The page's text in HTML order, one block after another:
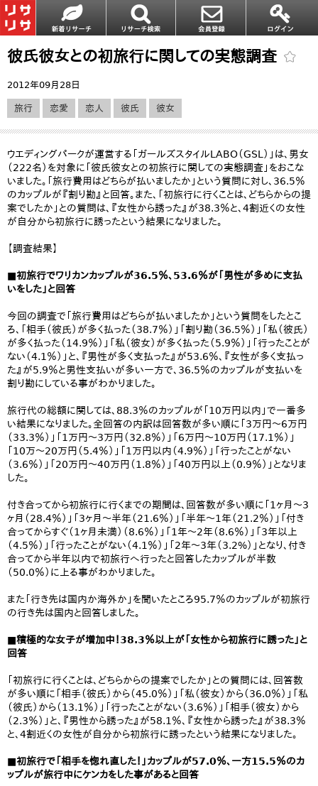
彼氏彼女との初旅行に関しての実態調査
2012年09月28日
旅行 恋愛 恋人 彼氏 彼女
ウエディングパークが運営する「ガールズスタイルLABO（GSL）」は、男女
（222名）を対象に「彼氏彼女との初旅行に関しての実態調査」をおこな
いました。「旅行費用はどちらが払いましたか」という質問に対し、36.5％
のカップルが『割り勘』と回答。また、「初旅行に行くことは、どちらからの提
案でしたか」との質問は、『女性から誘った』が38.3％と、4割近くの女性
が自分から初旅行に誘ったという結果になりました。
【調査結果】
■初旅行でワリカンカップルが36.5％、53.6％が「男性が多めに支払
いをした」と回答
今回の調査で「旅行費用はどちらが払いましたか」という質問をしたとこ
ろ、「相手（彼氏）が多く払った（38.7％）」「割り勘（36.5％）」「私（彼氏）
が多く払った（14.9％）」「私（彼女）が多く払った（5.9％）」「行ったことが
ない（4.1％）」と、『男性が多く支払った』が53.6％、『女性が多く支払っ
た』が5.9％と男性支払いが多い一方で、36.5％のカップルが支払いを
割り勘にしている事がわかりました。
旅行代の総額に関しては、88.3％のカップルが「10万円以内」で一番多
い結果になりました。全回答の内訳は回答数が多い順に「3万円～6万円
（33.3％）」「1万円～3万円（32.8％）」「6万円～10万円（17.1％）」
「10万～20万円（5.4％）」「1万円以内（4.9％）」「行ったことがない
（3.6％）」「20万円～40万円（1.8％）」「40万円以上（0.9％）」となりま
した。
付き合ってから初旅行に行くまでの期間は、回答数が多い順に「1ヶ月～3
ヶ月（28.4％）」「3ヶ月～半年（21.6％）」「半年～1年（21.2％）」「付き
合ってからすぐ（1ヶ月未満）（8.6％）」「1年～2年（8.6％）」「3年以上
（4.5％）」「行ったことがない（4.1％）」「2年～3年（3.2%）」となり、付き
合ってから半年以内で初旅行へ行ったと回答したカップルが半数
（50.0％）に上る事がわかりました。
また「行き先は国内か海外か」を聞いたところ95.7％のカップルが初旅行
の行き先は国内と回答しました。
■積極的な女子が増加中！38.3％以上が「女性から初旅行に誘った」と
回答
「初旅行に行くことは、どちらからの提案でしたか」との質問には、回答数
が多い順に「相手（彼氏）から（45.0％）」「私（彼女）から（36.0％）」「私
（彼氏）から（13.1％）」「行ったことがない（3.6％）」「相手（彼女）から
（2.3％）」と、『男性から誘った』が58.1％、『女性から誘った』が38.3％
と、4割近くの女性が自分から初旅行に誘ったという結果になりました。
■初旅行で「相手を惚れ直した！」カップルが57.0％、一方15.5％のカ
ップルが旅行中にケンカをした事があると回答